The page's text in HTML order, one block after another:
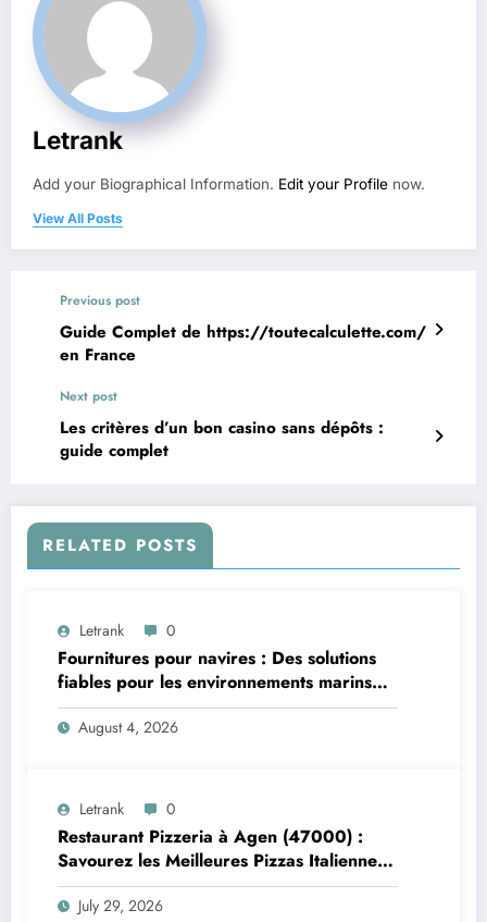
Letrank
Add your Biographical Information. Edit your Profile now.
View All Posts
Previous post
Guide Complet de https://toutecalculette.com/
en France
Next post
Les critères d’un bon casino sans dépôts :
guide complet
RELATED POSTS
Letrank 0
Fournitures pour navires : Des solutions
fiables pour les environnements marins
exigeants
August 4, 2026
Letrank 0
Restaurant Pizzeria à Agen (47000) :
Savourez les Meilleures Pizzas Italiennes
chez Trattoria Pasta Pizza Brax
July 29, 2026